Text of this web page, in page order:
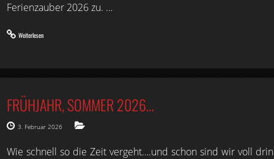
Ferienzauber 2026 zu. …
Weiterlesen
FRÜHJAHR, SOMMER 2026…
3. Februar 2026
Wie schnell so die Zeit vergeht….und schon sind wir voll drin